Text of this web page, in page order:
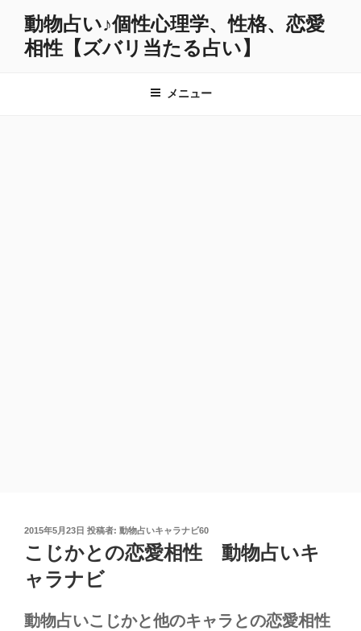
動物占い♪個性心理学、性格、恋愛
相性【ズバリ当たる占い】
メニュー
投
稿
日:
2015年5月23日 投稿者: 動物占いキャラナビ60
こじかとの恋愛相性 動物占いキ
ャラナビ
動物占いこじかと他のキャラとの恋愛相性